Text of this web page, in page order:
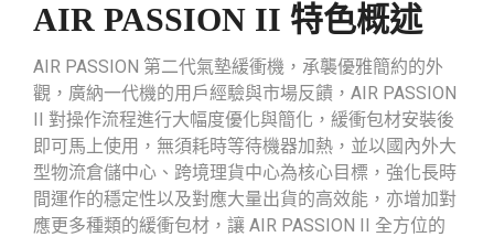
AIR PASSION II 特色概述
AIR PASSION 第二代氣墊緩衝機，承襲優雅簡約的外
觀，廣納一代機的用戶經驗與市場反饋，AIR PASSION
II 對操作流程進行大幅度優化與簡化，緩衝包材安裝後
即可馬上使用，無須耗時等待機器加熱，並以國內外大
型物流倉儲中心、跨境理貨中心為核心目標，強化長時
間運作的穩定性以及對應大量出貨的高效能，亦增加對
應更多種類的緩衝包材，讓 AIR PASSION II 全方位的